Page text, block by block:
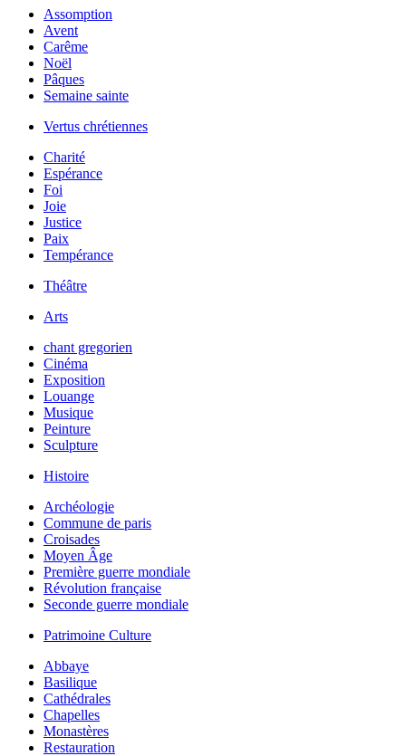
Assomption
Avent
Carême
Noël
Pâques
Semaine sainte
Vertus chrétiennes
Charité
Espérance
Foi
Joie
Justice
Paix
Tempérance
Théâtre
Arts
chant gregorien
Cinéma
Exposition
Louange
Musique
Peinture
Sculpture
Histoire
Archéologie
Commune de paris
Croisades
Moyen Âge
Première guerre mondiale
Révolution française
Seconde guerre mondiale
Patrimoine Culture
Abbaye
Basilique
Cathédrales
Chapelles
Monastères
Restauration